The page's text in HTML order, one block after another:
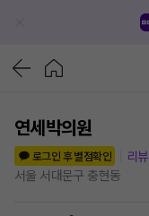
연세박의원
로그인 후 별점확인
리뷰
서울 서대문구 충현동